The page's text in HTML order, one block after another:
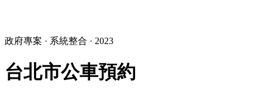
政府專案 · 系統整合 · 2023
台北市公車預約